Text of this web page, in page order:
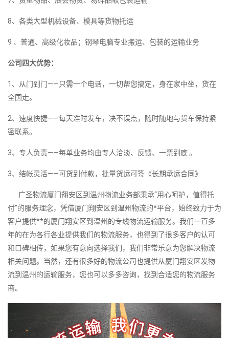
8、各类大型机械设备、模具等货物托运
9 、普通、高级化妆品；钢琴电脑专业搬运、包装的运输业务
公司四大优势：
1、从门到门——只需一个电话，一切帮您搞定，身在家中坐，货在
全国走。
2、速度快捷——每天准时发车，决不误点，随时随地与货车保持紧
密联系。
3、专人负责——每单业务均由专人洽淡、反馈、一票到底 。
3、结帐灵活——可货到付款，批量货运可签《长期承运合同》
广圣物流厦门翔安区到温州物流业务部秉承“用心呵护，值得托
付”的服务理念，凭借厦门翔安区到温州物流的*平台，始终致力于为
客户提供**的厦门翔安区到温州的专线物流运输服务。我们一直多
年的在为各行各业提供我们的物流服务，也得到了很多客户的认可
和口碑相传，如果您有意向选择我们，我们非常乐意为您解决物流
相关问题。当然，还有很多好的物流公司也提供从厦门翔安区发物
流到温州的运输服务，您也可以多多咨询，找到合适您的物流服务
商。